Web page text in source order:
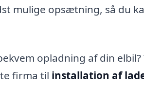
mulige opsætning, så du
opladning af din elbil?
firma til installation af